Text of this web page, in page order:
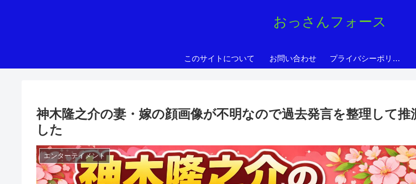
おっさんフォース
このサイトについて お問い合わせ プライバシーポリシー
神木隆之介の妻・嫁の顔画像が不明なので過去発言を整理して推
した
エンターテイメント